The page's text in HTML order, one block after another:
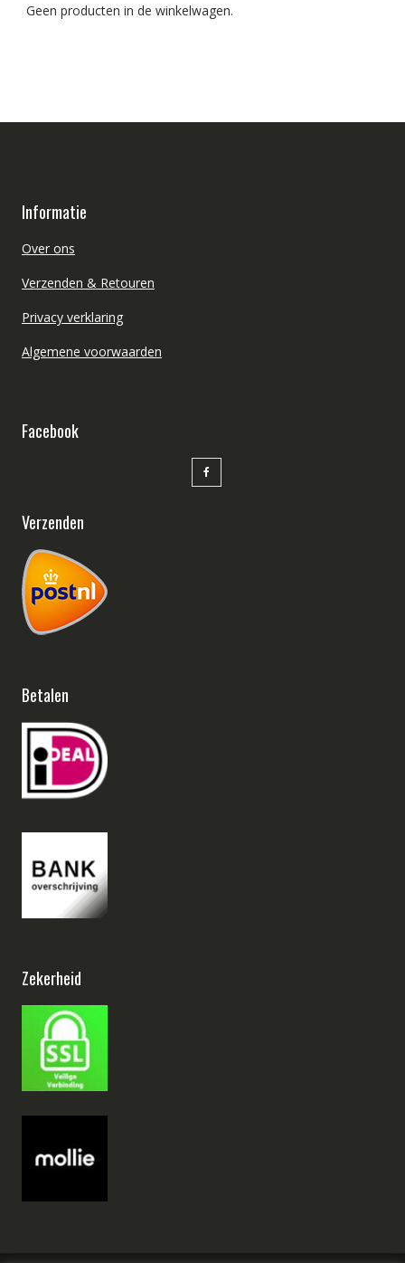
Geen producten in de winkelwagen.
Informatie
Over ons
Verzenden & Retouren
Privacy verklaring
Algemene voorwaarden
Facebook
Verzenden
Betalen
Zekerheid